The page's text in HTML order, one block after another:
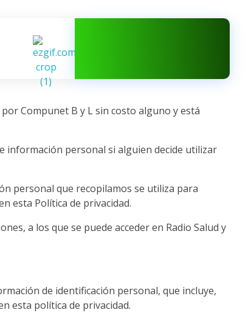
Compunet B y L sin costo alguno y está
información personal si alguien decide utilizar
personal que recopilamos se utiliza para
esta Política de privacidad.
a los que se puede acceder en Radio Salud y
de identificación personal, que incluye,
esta política de privacidad.